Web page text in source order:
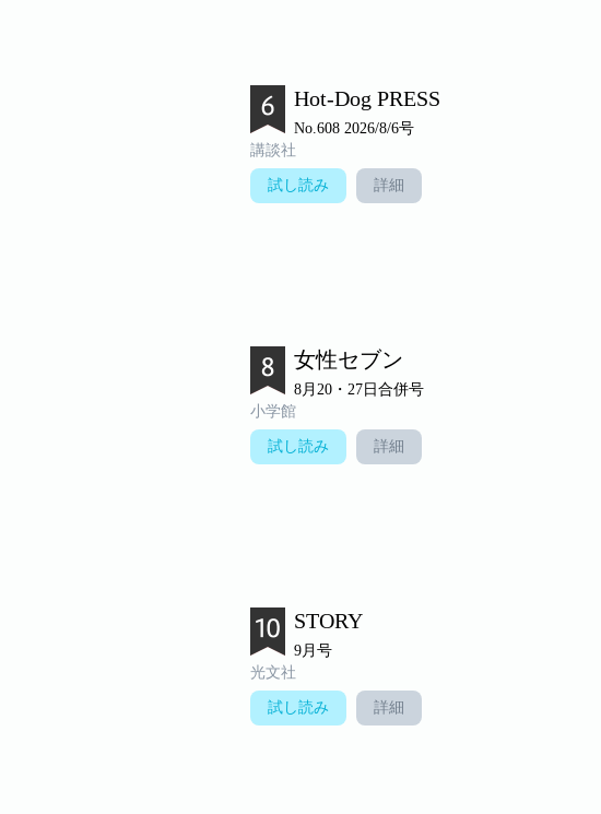
Hot-Dog PRESS
No.608 2026/8/6号
講談社
試し読み 詳細
女性セブン
8月20・27日合併号
小学館
試し読み 詳細
STORY
9月号
光文社
試し読み 詳細